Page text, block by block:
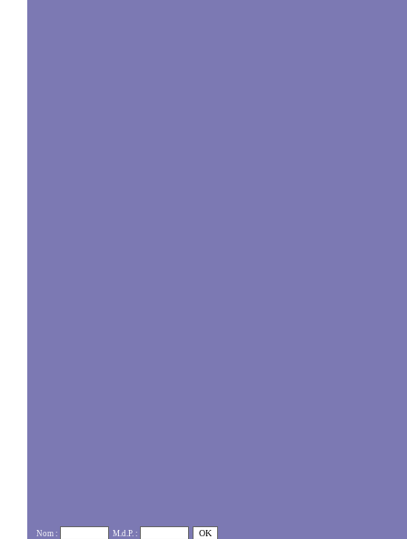
Nom :
M.d.P. :